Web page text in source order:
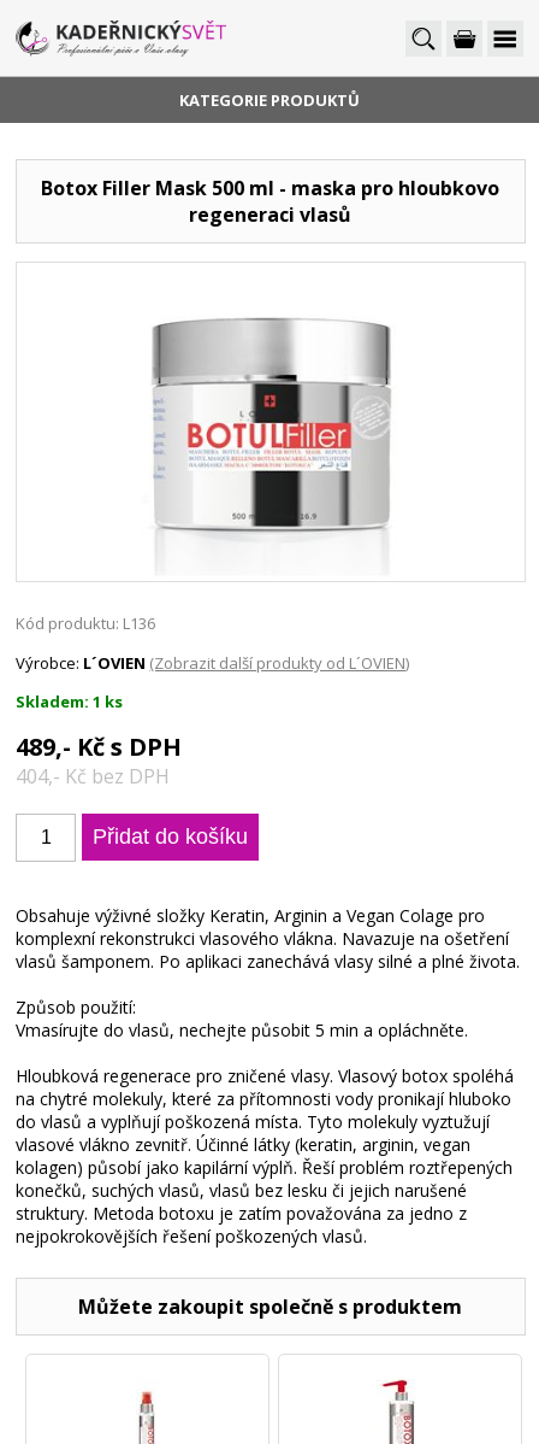
KATEGORIE PRODUKTŮ
Botox Filler Mask 500 ml - maska pro hloubkovo
regeneraci vlasů
Kód produktu: L136
Výrobce: L´OVIEN (Zobrazit další produkty od L´OVIEN)
Skladem: 1 ks
489,- Kč s DPH
404,- Kč bez DPH
Obsahuje výživné složky Keratin, Arginin a Vegan Colage pro
komplexní rekonstrukci vlasového vlákna. Navazuje na ošetření
vlasů šamponem. Po aplikaci zanechává vlasy silné a plné života.
Způsob použití:
Vmasírujte do vlasů, nechejte působit 5 min a opláchněte.
Hloubková regenerace pro zničené vlasy. Vlasový botox spoléhá
na chytré molekuly, které za přítomnosti vody pronikají hluboko
do vlasů a vyplňují poškozená místa. Tyto molekuly vyztužují
vlasové vlákno zevnitř. Účinné látky (keratin, arginin, vegan
kolagen) působí jako kapilární výplň. Řeší problém roztřepených
konečků, suchých vlasů, vlasů bez lesku či jejich narušené
struktury. Metoda botoxu je zatím považována za jedno z
nejpokrokovějších řešení poškozených vlasů.
Můžete zakoupit společně s produktem